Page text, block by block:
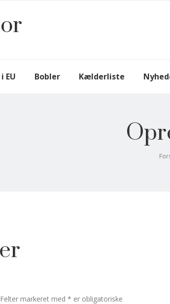
EU Bobler Kælderliste
markeret med * er obligatoriske